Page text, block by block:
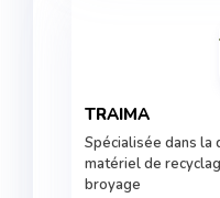
TRAIMA
Spécialisée dans
matériel de
broyage